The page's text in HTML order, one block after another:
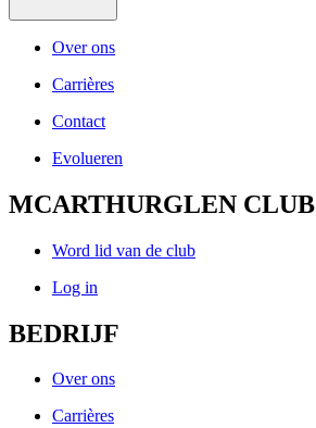
Over ons
Carrières
Contact
Evolueren
MCARTHURGLEN CLUB
Word lid van de club
Log in
BEDRIJF
Over ons
Carrières